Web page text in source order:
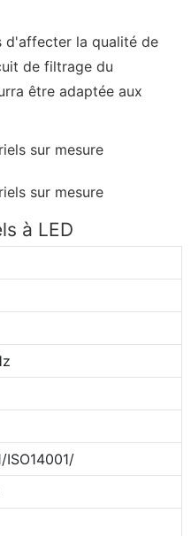
d'affecter la qualité de
de filtrage du
être adaptée aux
à LED
ISO14001/